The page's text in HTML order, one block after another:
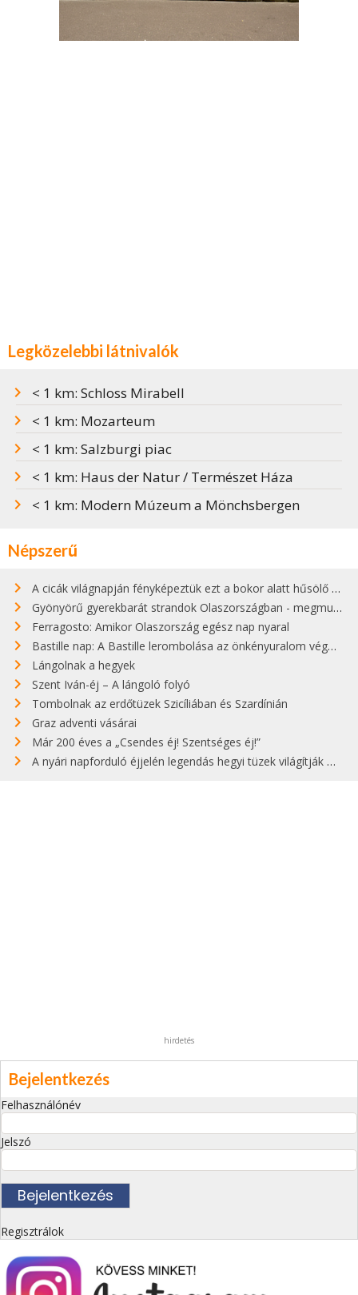
Legközelebbi látnivalók
< 1 km: Schloss Mirabell
< 1 km: Mozarteum
< 1 km: Salzburgi piac
< 1 km: Haus der Natur / Természet Háza
< 1 km: Modern Múzeum a Mönchsbergen
Népszerű
A cicák világnapján fényképeztük ezt a bokor alatt hűsölő cicát Kisorosziban
Gyönyörű gyerekbarát strandok Olaszországban - megmutatjuk a 15 legjobbat
Ferragosto: Amikor Olaszország egész nap nyaral
Bastille nap: A Bastille lerombolása az önkényuralom végét jelentette
Lángolnak a hegyek
Szent Iván-éj – A lángoló folyó
Tombolnak az erdőtüzek Szicíliában és Szardínián
Graz adventi vásárai
Már 200 éves a „Csendes éj! Szentséges éj!”
A nyári napforduló éjjelén legendás hegyi tüzek világítják meg Zugspitzét
hirdetés
Bejelentkezés
Felhasználónév
Jelszó
Regisztrálok